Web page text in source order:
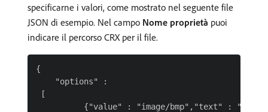
specificarne i valori, come mostrato nel seguente file
JSON di esempio. Nel campo Nome proprietà puoi
indicare il percorso CRX per il file.
{
    "options" :
[
{"value" : "image/bmp","text" :